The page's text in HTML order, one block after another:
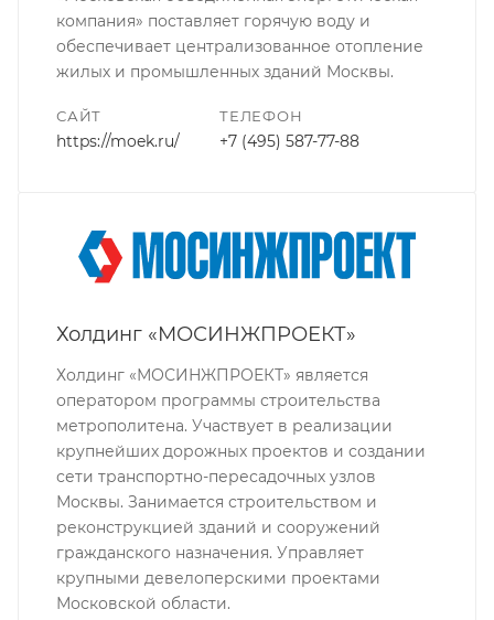
компания» поставляет горячую воду и
обеспечивает централизованное отопление
жилых и промышленных зданий Москвы.
САЙТ
https://moek.ru/
ТЕЛЕФОН
+7 (495) 587-77-88
Холдинг «МОСИНЖПРОЕКТ»
Холдинг «МОСИНЖПРОЕКТ» является
оператором программы строительства
метрополитена. Участвует в реализации
крупнейших дорожных проектов и создании
сети транспортно-пересадочных узлов
Москвы. Занимается строительством и
реконструкцией зданий и сооружений
гражданского назначения. Управляет
крупными девелоперскими проектами
Московской области.